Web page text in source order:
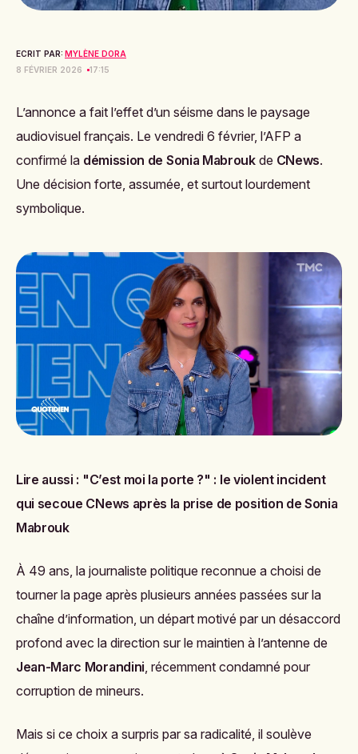
ECRIT PAR: MYLÈNE DORA
8 FÉVRIER 2026
17:15
L’annonce a fait l’effet d’un séisme dans le paysage
audiovisuel français. Le vendredi 6 février, l’AFP a
confirmé la démission de Sonia Mabroukde CNews.
Une décision forte, assumée, et surtout lourdement
symbolique.
Lire aussi : "C’est moi la porte ?" : le violent incident
qui secoue CNews après la prise de position de Sonia
Mabrouk
À 49 ans, la journaliste politique reconnue a choisi de
tourner la page après plusieurs années passées sur la
chaîne d’information, un départ motivé par un désaccord
profond avec la direction sur le maintien à l’antenne de
Jean-Marc Morandini, récemment condamné pour
corruption de mineurs.
Mais si ce choix a surpris par sa radicalité, il soulève